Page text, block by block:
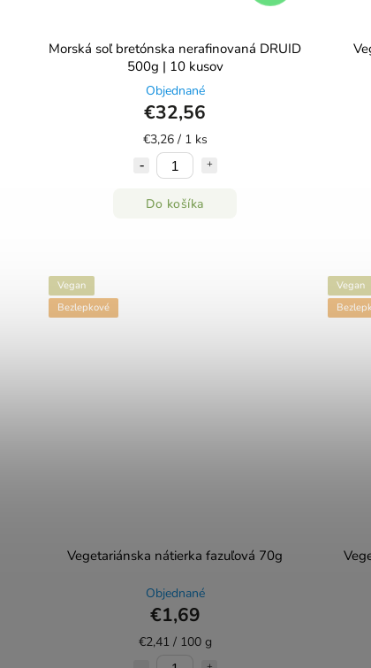
Morská soľ bretónska nerafinovaná DRUID
500g | 10 kusov
Objednané
€32,56
€3,26 / 1 ks
Do košíka
Vegan
Bezlepkové
Vegetariánska nátierka fazuľová 70g
Objednané
€1,69
€2,41 / 100 g
Vegan